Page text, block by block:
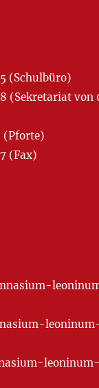
(Schulbüro)
(Sekretariat von
(Fax)